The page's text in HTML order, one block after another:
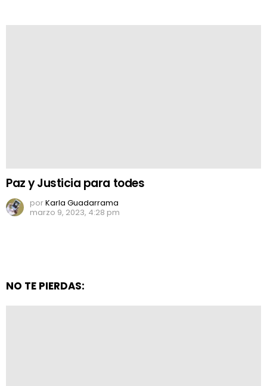
Paz y Justicia para todes
porKarla Guadarrama
marzo 9, 2023, 4:28 pm
NO TE PIERDAS: